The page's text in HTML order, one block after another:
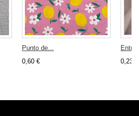
Punto de...
0,60 €
0,23 €